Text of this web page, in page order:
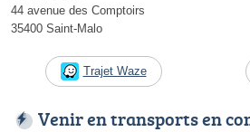
44 avenue des Comptoirs
35400 Saint-Malo
Trajet Waze
Venir en transports en